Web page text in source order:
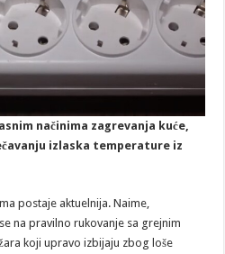
načinima zagrevanja kuće,
izlaska temperature iz
postaje aktuelnija. Naime,
na pravilno rukovanje sa grejnim
koji upravo izbijaju zbog loše